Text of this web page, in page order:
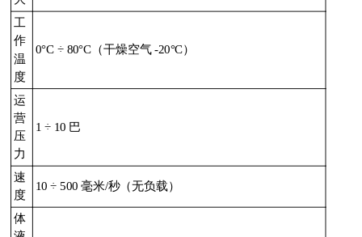
工
作
温
度
0°C ÷ 80°C（干燥空气 -20°C）
运
营
压
力
1 ÷ 10 巴
速
度
10 ÷ 500 毫米/秒（无负载）
体